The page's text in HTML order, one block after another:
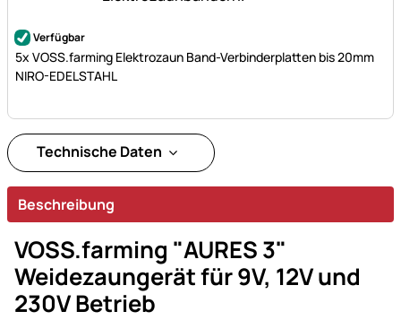
Noch keine Bewertungen abgegeben
Verfügbar
5x VOSS.farming Elektrozaun Band-Verbinderplatten bis 20mm
NIRO-EDELSTAHL
Technische Daten
Beschreibung
VOSS.farming "AURES 3"
Weidezaungerät für 9V, 12V und
230V Betrieb